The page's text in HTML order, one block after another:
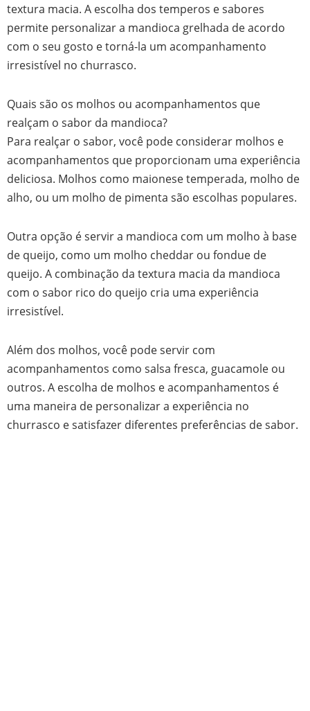
textura macia. A escolha dos temperos e sabores
permite personalizar a mandioca grelhada de acordo
com o seu gosto e torná-la um acompanhamento
irresistível no churrasco.
Quais são os molhos ou acompanhamentos que
realçam o sabor da mandioca?
Para realçar o sabor, você pode considerar molhos e
acompanhamentos que proporcionam uma experiência
deliciosa. Molhos como maionese temperada, molho de
alho, ou um molho de pimenta são escolhas populares.
Outra opção é servir a mandioca com um molho à base
de queijo, como um molho cheddar ou fondue de
queijo. A combinação da textura macia da mandioca
com o sabor rico do queijo cria uma experiência
irresistível.
Além dos molhos, você pode servir com
acompanhamentos como salsa fresca, guacamole ou
outros. A escolha de molhos e acompanhamentos é
uma maneira de personalizar a experiência no
churrasco e satisfazer diferentes preferências de sabor.